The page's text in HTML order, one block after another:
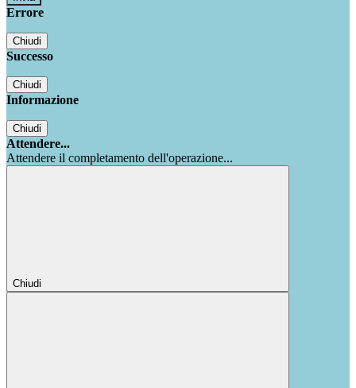
Errore
Chiudi
Successo
Chiudi
Informazione
Chiudi
Attendere...
Attendere il completamento dell'operazione...
Chiudi